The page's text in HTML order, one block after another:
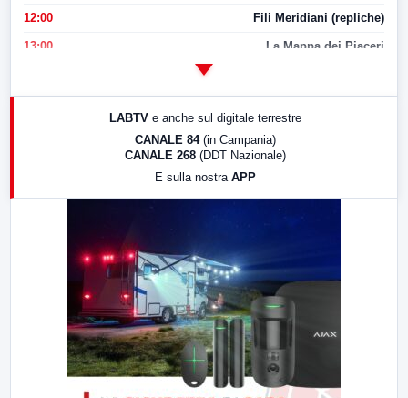
12:00 Fili Meridiani (repliche)
13:00 La Mappa dei Piaceri
LABTV e anche sul digitale terrestre
CANALE 84 (in Campania)
CANALE 268 (DDT Nazionale)
E sulla nostra APP